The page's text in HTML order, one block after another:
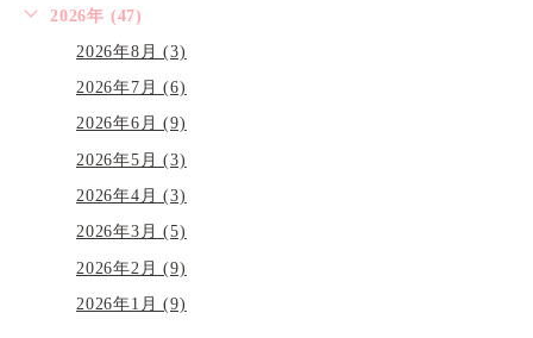
2026年 (47)
2026年8月 (3)
2026年7月 (6)
2026年6月 (9)
2026年5月 (3)
2026年4月 (3)
2026年3月 (5)
2026年2月 (9)
2026年1月 (9)